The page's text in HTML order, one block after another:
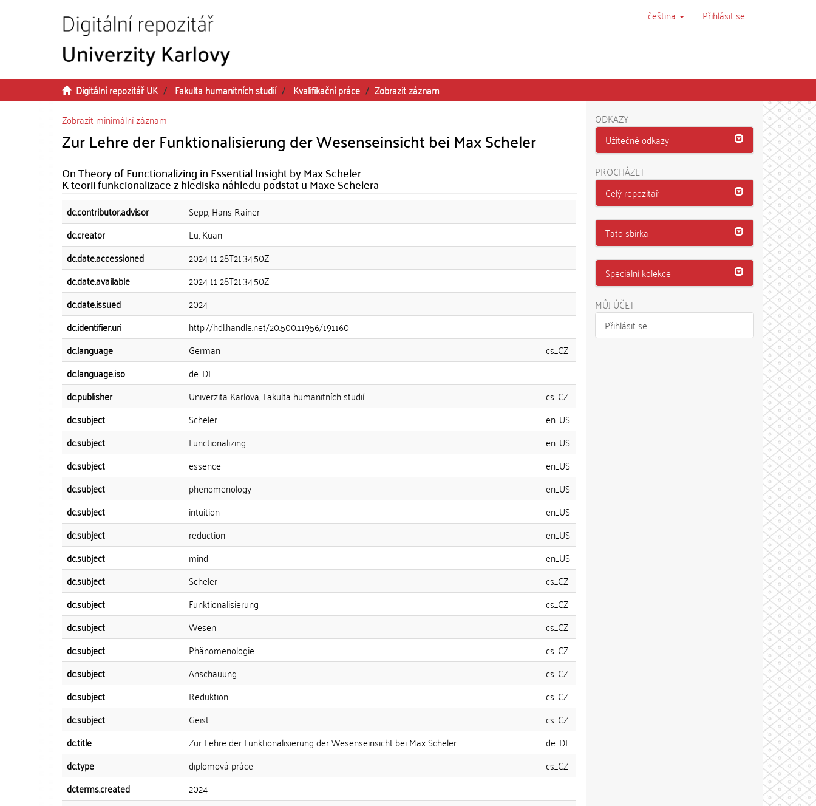
čeština Přihlásit se
Digitální repozitář UK Fakulta humanitních studií Kvalifikační práce
Zobrazit záznam
Zobrazit minimální záznam
Zur Lehre der Funktionalisierung der Wesenseinsicht bei Max Scheler
On Theory of Functionalizing in Essential Insight by Max Scheler
K teorii funkcionalizace z hlediska náhledu podstat u Maxe Schelera
dc.contributor.advisor
Sepp, Hans Rainer
dc.creator
Lu, Kuan
dc.date.accessioned
2024-11-28T21:34:50Z
dc.date.available
2024-11-28T21:34:50Z
dc.date.issued
2024
dc.identifier.uri
http://hdl.handle.net/20.500.11956/191160
dc.language
German
cs_CZ
dc.language.iso
de_DE
dc.publisher
Univerzita Karlova, Fakulta humanitních studií
cs_CZ
dc.subject
Scheler
en_US
dc.subject
Functionalizing
en_US
dc.subject
essence
en_US
dc.subject
phenomenology
en_US
dc.subject
intuition
en_US
dc.subject
reduction
en_US
dc.subject
mind
en_US
dc.subject
Scheler
cs_CZ
dc.subject
Funktionalisierung
cs_CZ
dc.subject
Wesen
cs_CZ
dc.subject
Phänomenologie
cs_CZ
dc.subject
Anschauung
cs_CZ
dc.subject
Reduktion
cs_CZ
dc.subject
Geist
cs_CZ
dc.title
Zur Lehre der Funktionalisierung der Wesenseinsicht bei Max Scheler
de_DE
dc.type
diplomová práce
cs_CZ
dcterms.created
2024
ODKAZY
Užitečné odkazy
PROCHÁZET
Celý repozitář
Tato sbírka
Speciální kolekce
MŮJ ÚČET
Přihlásit se